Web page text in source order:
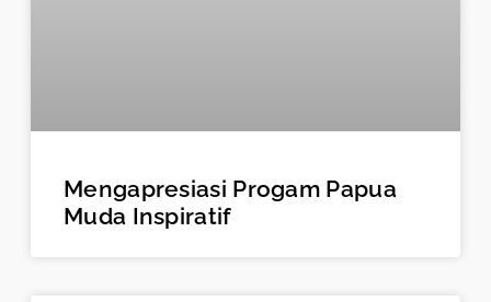
Mengapresiasi Progam Papua
Muda Inspiratif